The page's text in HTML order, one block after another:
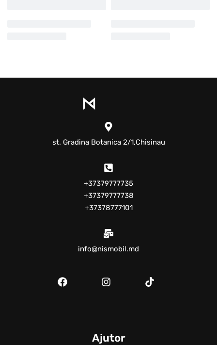
st. Gradina Botanica 2/1,Chisinau
+37379777735
+37379777738
+37378777101
info@nismobil.md
Ajutor